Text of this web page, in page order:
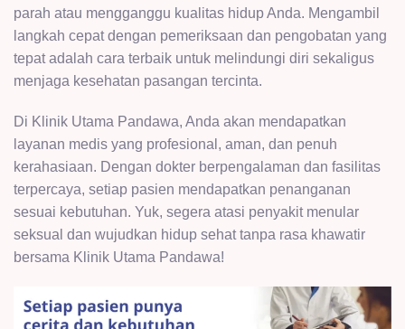
parah atau mengganggu kualitas hidup Anda. Mengambil
langkah cepat dengan pemeriksaan dan pengobatan yang
tepat adalah cara terbaik untuk melindungi diri sekaligus
menjaga kesehatan pasangan tercinta.
Di Klinik Utama Pandawa, Anda akan mendapatkan
layanan medis yang profesional, aman, dan penuh
kerahasiaan. Dengan dokter berpengalaman dan fasilitas
terpercaya, setiap pasien mendapatkan penanganan
sesuai kebutuhan. Yuk, segera atasi penyakit menular
seksual dan wujudkan hidup sehat tanpa rasa khawatir
bersama Klinik Utama Pandawa!